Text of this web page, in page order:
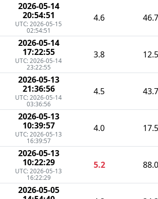
2026-05-14
20:54:51
UTC: 2026-05-15
02:54:51
4.6
2026-05-14
17:22:55
UTC: 2026-05-14
23:22:55
3.8
2026-05-13
21:36:56
UTC: 2026-05-14
03:36:56
4.5
2026-05-13
10:39:57
UTC: 2026-05-13
16:39:57
4.0
2026-05-13
10:22:29
UTC: 2026-05-13
16:22:29
5.2
2026-05-05